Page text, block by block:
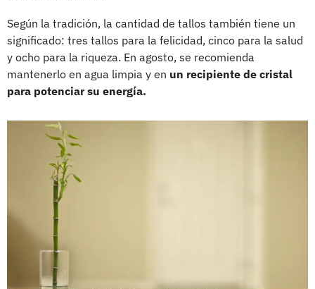
Según la tradición, la cantidad de tallos también tiene un
significado: tres tallos para la felicidad, cinco para la salud
y ocho para la riqueza. En agosto, se recomienda
mantenerlo en agua limpia y en un recipiente de cristal
para potenciar su energía.